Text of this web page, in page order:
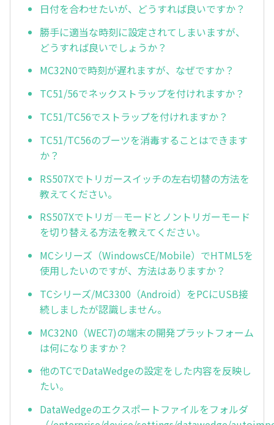
日付を合わせたいが、どうすれば良いですか？
勝手に適当な時刻に設定されてしまいますが、
どうすれば良いでしょうか？
MC32N0で時刻が遅れますが、なぜですか？
TC51/56でネックストラップを付けれますか？
TC51/TC56でストラップを付けれますか？
TC51/TC56のブーツを消毒することはできます
か？
RS507Xでトリガースイッチの左右切替の方法を
教えてください。
RS507Xでトリガ—モードとノントリガーモード
を切り替える方法を教えてください。
MCシリーズ（WindowsCE/Mobile）でHTML5を
使用したいのですが、方法はありますか？
TCシリーズ/MC3300（Android）をPCにUSB接
続しましたが認識しません。
MC32N0（WEC7)の端末の開発プラットフォーム
は何になりますか？
他のTCでDataWedgeの設定をした内容を反映し
たい。
DataWedgeのエクスポートファイルをフォルダ